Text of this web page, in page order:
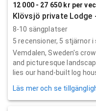
12 000 - 27 650 kr per
Klövsjö private Lodge
8-10 sängplatser
5 recensioner, 5 stjärnor
Vemdalen, Sweden's
and picturesque
lies our hand-built log
Läs mer och se